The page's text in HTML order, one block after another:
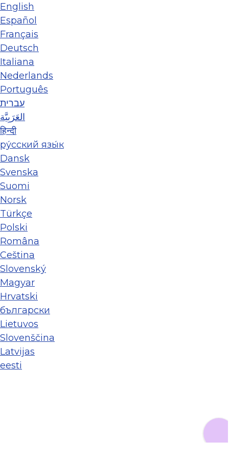
English
Español
Français
Deutsch
Italiana
Nederlands
Português
עברית
العَرَبِيَّة
हिन्दी
ру́сский язы́к
Dansk
Svenska
Suomi
Norsk
Türkçe
Polski
Româna
Ceština
Slovenský
Magyar
Hrvatski
български
Lietuvos
Slovenščina
Latvijas
eesti